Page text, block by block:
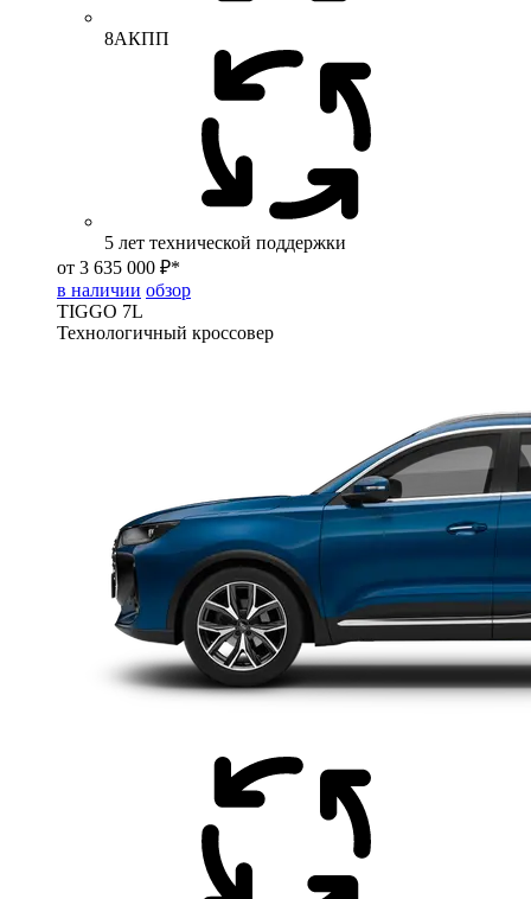
8АКПП
5 лет технической поддержки
от 3 635 000 ₽*
в наличии обзор
TIGGO 7L
Технологичный кроссовер